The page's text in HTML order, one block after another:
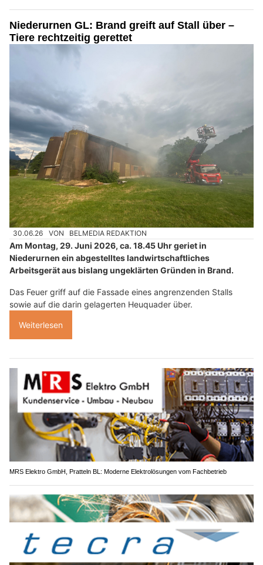
Niederurnen GL: Brand greift auf Stall über –
Tiere rechtzeitig gerettet
30.06.26 VON BELMEDIA REDAKTION
Am Montag, 29. Juni 2026, ca. 18.45 Uhr geriet in
Niederurnen ein abgestelltes landwirtschaftliches
Arbeitsgerät aus bislang ungeklärten Gründen in Brand.
Das Feuer griff auf die Fassade eines angrenzenden Stalls
sowie auf die darin gelagerten Heuquader über.
Weiterlesen
MRS Elektro GmbH, Pratteln BL: Moderne Elektrolösungen vom Fachbetrieb